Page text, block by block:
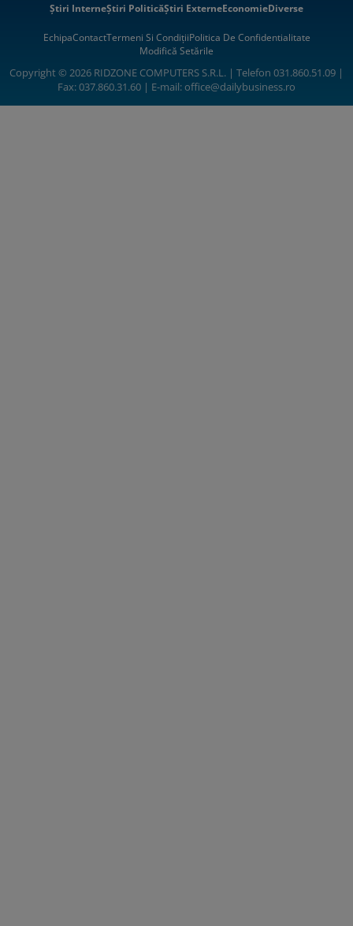
Știri InterneȘtiri PoliticăȘtiri ExterneEconomieDiverse
EchipaContactTermeni Si CondițiiPolitica De Confidentialitate
Modifică Setările
Copyright © 2026 RIDZONE COMPUTERS S.R.L. | Telefon 031.860.51.09 |
Fax: 037.860.31.60 | E-mail:office@dailybusiness.ro